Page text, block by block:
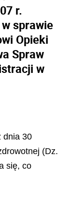
r.
sprawie
Opieki
Spraw
w
dnia 30
(Dz.
się, co